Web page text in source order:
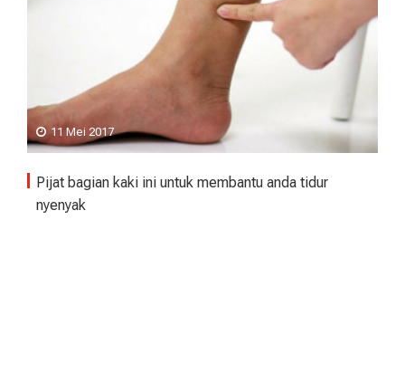
11 Mei 2017
Pijat bagian kaki ini untuk membantu anda tidur
nyenyak